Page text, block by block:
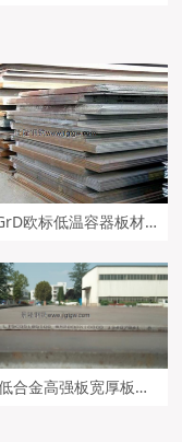
SA203GrD欧标低温容器板材质分析及及钢板成分性能
Q390B低合金高强板宽厚板舞钢定轧及钢板切割